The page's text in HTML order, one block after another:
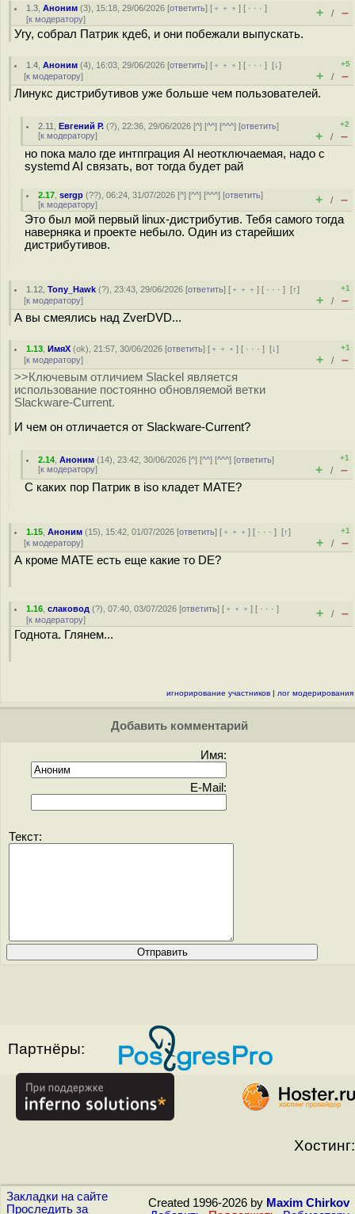
1.3 ,Аноним (3), 15:18, 29/06/2026 [ответить] [ ﹢﹢﹢] [ · · ·]
[к модератору] + / –
Угу, собрал Патрик кде6, и они побежали выпускать.
1.4 ,Аноним (4), 16:03, 29/06/2026 [ответить] [ ﹢﹢﹢] [ · · ·][↓]
[к модератору]
+5
+ / –
Линукс дистрибутивов уже больше чем пользователей.
2.11 ,Евгений Р. (?), 22:36, 29/06/2026 [^] [^^] [^^^] [ответить]
[к модератору]
+2
+ / –
но пока мало где интпграция AI неотключаемая, надо с
systemd AI связать, вот тогда будет рай
2.17 ,sergp (??), 06:24, 31/07/2026 [^] [^^] [^^^] [ответить]
[к модератору] + / –
Это был мой первый linux-дистрибутив. Тебя самого тогда
наверняка и проекте небыло. Один из старейших
дистрибутивов.
1.12 ,Tony_Hawk (?), 23:43, 29/06/2026 [ответить] [ ﹢﹢﹢] [ · · ·][↑]
[к модератору]
+1
+ / –
А вы смеялись над ZverDVD...
1.13 ,ИмяХ (ok), 21:57, 30/06/2026 [ответить] [ ﹢﹢﹢] [ · · ·][↓]
[к модератору]
+1
+ / –
>>Ключевым отличием Slackel является
использование постоянно обновляемой ветки
Slackware-Current.
И чем он отличается от Slackware-Current?
2.14 ,Аноним (14), 23:42, 30/06/2026 [^] [^^] [^^^] [ответить]
[к модератору]
+1
+ / –
С каких пор Патрик в iso кладет MATE?
1.15 ,Аноним (15), 15:42, 01/07/2026 [ответить] [ ﹢﹢﹢] [ · · ·][↑]
[к модератору]
+1
+ / –
А кроме MATE есть еще какие то DE?
1.16 ,слаковод (?), 07:40, 03/07/2026 [ответить] [ ﹢﹢﹢] [ · · ·]
[к модератору] + / –
Годнота. Глянем...
игнорирование участников | лог модерирования
Добавить комментарий
Имя:
E-Mail:
Текст:
Партнёры:
Хостинг:
Закладки на сайте
Проследить за
Created 1996-2026 by Maxim Chirkov